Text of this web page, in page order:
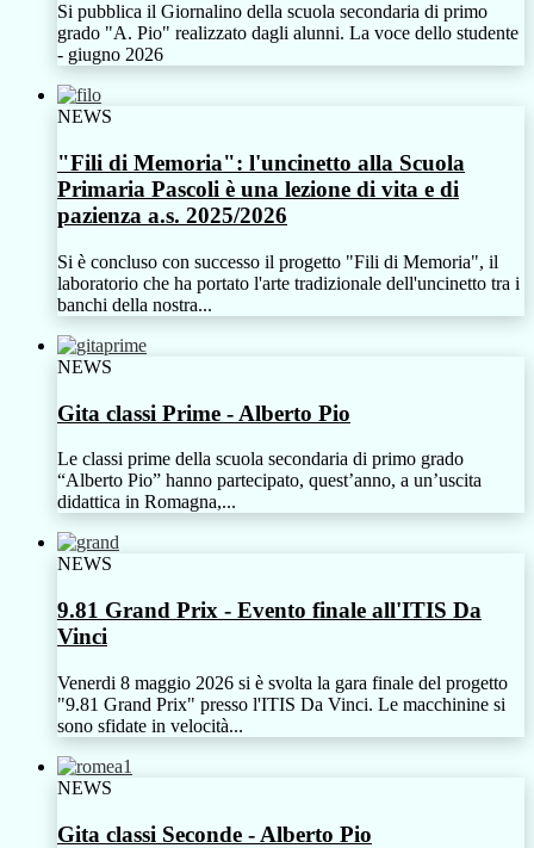
Si pubblica il Giornalino della scuola secondaria di primo
grado "A. Pio" realizzato dagli alunni. La voce dello studente
- giugno 2026
NEWS
"Fili di Memoria": l'uncinetto alla Scuola
Primaria Pascoli è una lezione di vita e di
pazienza a.s. 2025/2026
Si è concluso con successo il progetto "Fili di Memoria", il
laboratorio che ha portato l'arte tradizionale dell'uncinetto tra i
banchi della nostra...
NEWS
Gita classi Prime - Alberto Pio
Le classi prime della scuola secondaria di primo grado
“Alberto Pio” hanno partecipato, quest’anno, a un’uscita
didattica in Romagna,...
NEWS
9.81 Grand Prix - Evento finale all'ITIS Da
Vinci
Venerdi 8 maggio 2026 si è svolta la gara finale del progetto
"9.81 Grand Prix" presso l'ITIS Da Vinci. Le macchinine si
sono sfidate in velocità...
NEWS
Gita classi Seconde - Alberto Pio